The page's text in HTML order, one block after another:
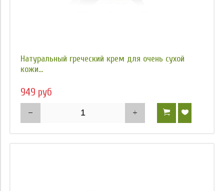
Натуральный греческий крем для очень сухой
кожи...
949 руб